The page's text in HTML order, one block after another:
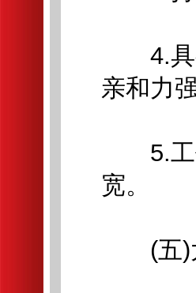
4.具有
亲和力
5.工作
宽。
(五)